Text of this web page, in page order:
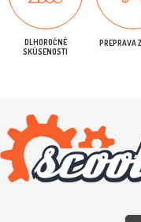
DLHOROČNÉ
SKÚSENOSTI
PREPRAVA